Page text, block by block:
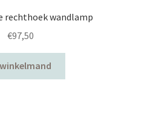
rechthoek wandlamp
€97,50